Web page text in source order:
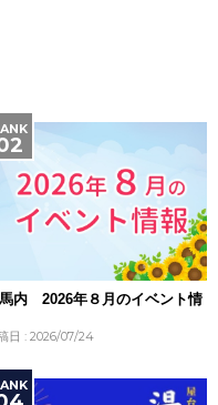
内 2026年８月のイベント情
日 : 2026/07/24